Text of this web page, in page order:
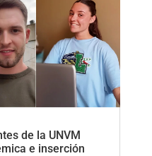
de la UNVM
e inserción